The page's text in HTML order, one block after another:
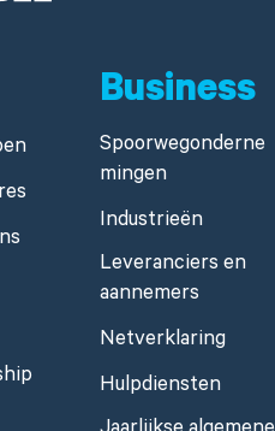
Business
Spoorwegonderne
mingen
Industrieën
Leveranciers en
aannemers
Netverklaring
Hulpdiensten